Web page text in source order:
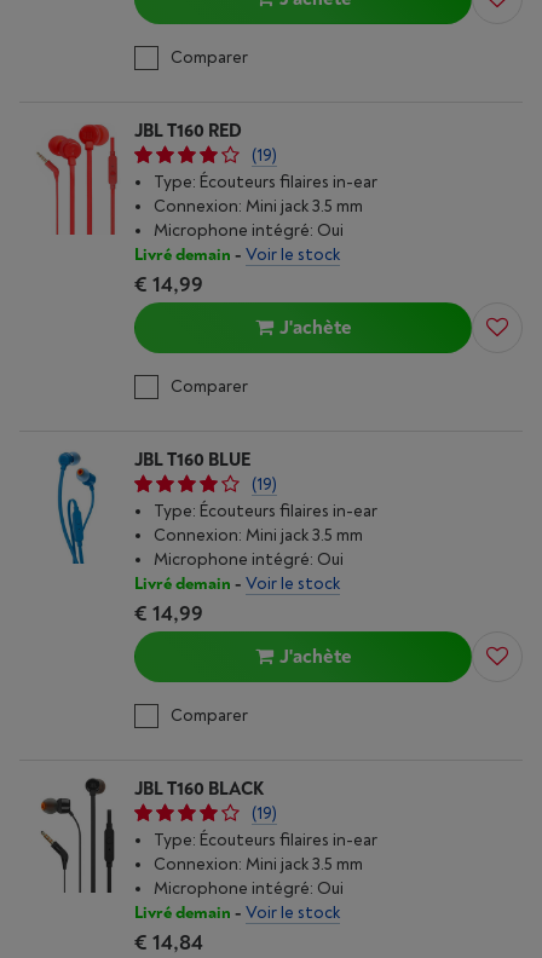
Comparer
JBL T160 RED
(19)
Type: Écouteurs filaires in-ear
Connexion: Mini jack 3.5 mm
Microphone intégré: Oui
Livré demain - Voir le stock
€ 14,99
J'achète
Comparer
JBL T160 BLUE
(19)
Type: Écouteurs filaires in-ear
Connexion: Mini jack 3.5 mm
Microphone intégré: Oui
Livré demain - Voir le stock
€ 14,99
J'achète
Comparer
JBL T160 BLACK
(19)
Type: Écouteurs filaires in-ear
Connexion: Mini jack 3.5 mm
Microphone intégré: Oui
Livré demain - Voir le stock
€ 14,84